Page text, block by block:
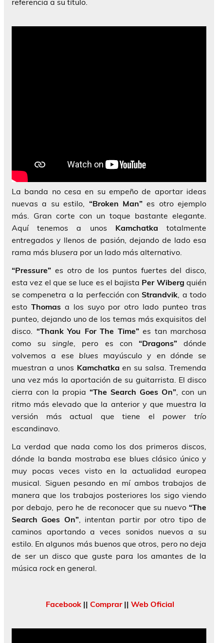
referencia a su título.
La banda no cesa en su empeño de aportar ideas
nuevas a su estilo, “Broken Man”es otro ejemplo
más. Gran corte con un toque bastante elegante.
Aquí tenemos a unos Kamchatkatotalmente
entregados y llenos de pasión, dejando de lado esa
rama más blusera por un lado más alternativo.
“Pressure” es otro de los puntos fuertes del disco,
esta vez el que se luce es el bajista Per Wiberg quién
se compenetra a la perfección conStrandvik, a todo
esto Thomasa los suyo por otro lado punteo tras
punteo, dejando uno de los temas más exquisitos del
disco. “Thank You For The Time”es tan marchosa
como susingle, pero es con “Dragons”dónde
volvemos a ese blues mayúsculo y en dónde se
muestran a unos Kamchatka en su salsa. Tremenda
una vez más la aportación de su guitarrista. El disco
cierra con la propia “The Search Goes On”, con un
ritmo más elevado que la anterior y que muestra la
versión más actual que tiene el power trío
escandinavo.
La verdad que nada como los dos primeros discos,
dónde la banda mostraba ese blues clásico único y
muy pocas veces visto en la actualidad europea
musical. Siguen pesando en mí ambos trabajos de
manera que los trabajos posteriores los sigo viendo
por debajo, pero he de reconocer que su nuevo “The
Search Goes On”, intentan partir por otro tipo de
caminos aportando a veces sonidos nuevos a su
estilo. En algunos más buenos que otros, pero no deja
de ser un disco que guste para los amantes de la
música rock en general.
Facebook || Comprar|| Web Oficial